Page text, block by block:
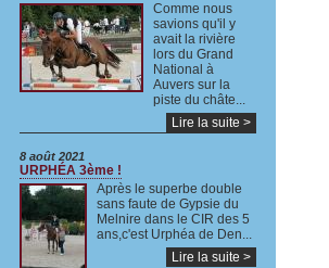
Comme nous
savions qu'il y
avait la rivière
lors du Grand
National à
Auvers sur la
piste du châte...
Lire la suite >
8 août 2021
URPHÉA 3ème !
Après le superbe double
sans faute de Gypsie du
Melnire dans le CIR des 5
ans,c'est Urphéa de Den...
Lire la suite >